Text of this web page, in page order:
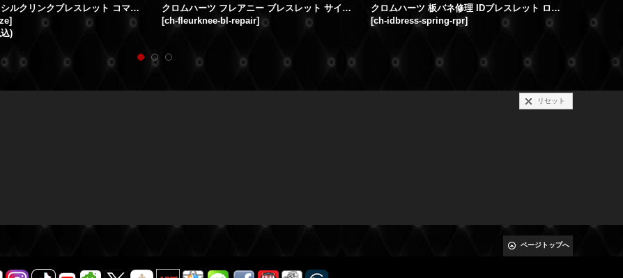
ロンワンズ シルクリンクブレスレット コマ抜き加工 サイズ調整
]
)
クロムハーツ フレアニー ブレスレット サイズ調整 コマ抜き加工
[ch-fleurknee-bl-repair]
クロムハーツ 板バネ修理 IDブレスレット ロウ付け加工
[ch-idbress-spring-rpr]
goros-
リセット
ページトップへ